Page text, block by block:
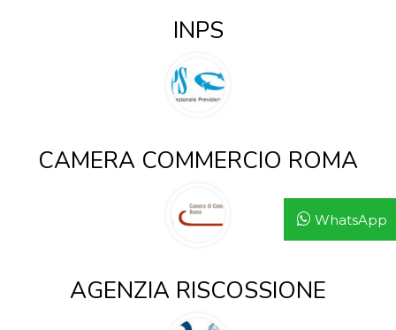
INPS
CAMERA COMMERCIO ROMA
AGENZIA RISCOSSIONE
WhatsApp